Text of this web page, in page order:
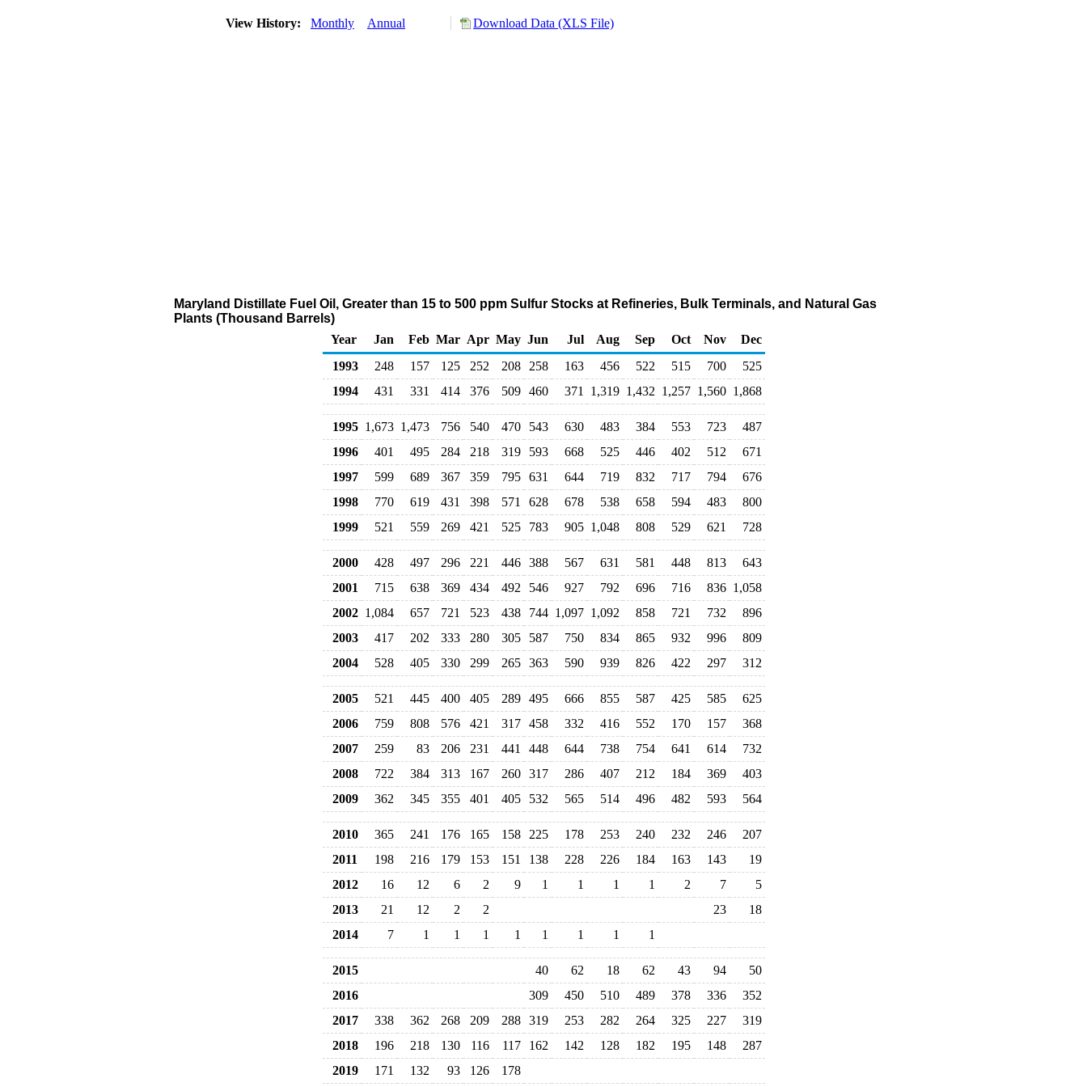
View History: Monthly Annual Download Data (XLS File)
Maryland Distillate Fuel Oil, Greater than 15 to 500 ppm Sulfur Stocks at Refineries, Bulk Terminals, and Natural Gas
Plants (Thousand Barrels)
Year
Jan Feb Mar Apr May Jun Jul Aug Sep Oct Nov
Dec
1993
248 157 125 252 208 258 163 456 522 515 700
525
1994
431 331 414 376 509 460 371 1,319 1,432 1,257 1,560 1,868
1995 1,673 1,473 756 540 470 543 630 483 384 553 723
487
1996
401 495 284 218 319 593 668 525 446 402 512
671
1997
599 689 367 359 795 631 644 719 832 717 794
676
1998
770 619 431 398 571 628 678 538 658 594 483
800
1999
521 559 269 421 525 783 905 1,048 808 529 621 728
2000 428 497 296 221 446 388 567 631 581 448 813
643
2001
715 638 369 434 492 546 927 792 696 716 836 1,058
2002 1,084 657 721 523 438 744 1,097 1,092 858 721 732
896
2003
417 202 333 280 305 587 750 834 865 932 996
809
2004
528 405 330 299 265 363 590 939 826 422 297 312
2005 521 445 400 405 289 495 666 855 587 425 585
625
2006
759 808 576 421 317 458 332 416 552 170 157
368
2007
259 83 206 231 441 448 644 738 754 641 614
732
2008
722 384 313 167 260 317 286 407 212 184 369
403
2009
362 345 355 401 405 532 565 514 496 482 593 564
2010 365 241 176 165 158 225 178 253 240 232 246
207
2011
198 216 179 153 151 138 228 226 184 163 143
19
2012
16 12 6 2 9 1 1 1 1 2 7
5
2013
21 12 2 2 23
18
2014
7 1 1 1 1 1 1 1 1
2015 40 62 18 62 43 94
50
2016
309 450 510 489 378 336
352
2017
338 362 268 209 288 319 253 282 264 325 227
319
2018
196 218 130 116 117 162 142 128 182 195 148
287
2019
171 132 93 126 178